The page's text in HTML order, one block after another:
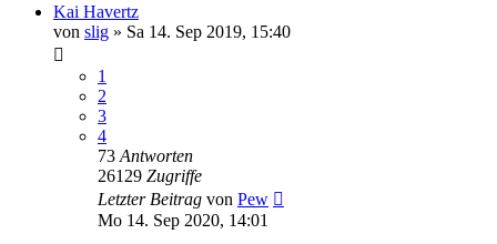
Kai Havertz
von slig » Sa 14. Sep 2019, 15:40
1
2
3
4
73 Antworten
26129 Zugriffe
Letzter Beitrag von Pew
Mo 14. Sep 2020, 14:01